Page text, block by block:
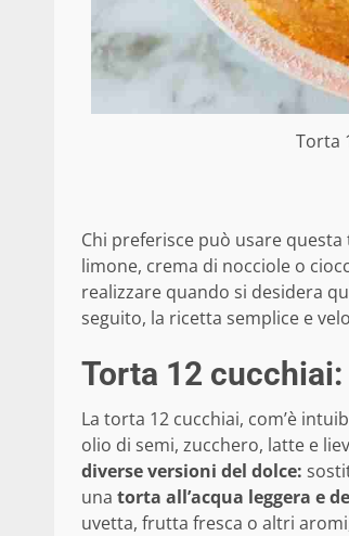
Torta
Chi preferisce può usare
limone, crema di nocciole o
realizzare quando si desidera
seguito, la ricetta semplice e
Torta 12
La torta 12 cucchiai, com’è
olio di semi, zucchero, latte e
diverse versioni del dolce:
una torta all’acqua leggera e
uvetta, frutta fresca o altri